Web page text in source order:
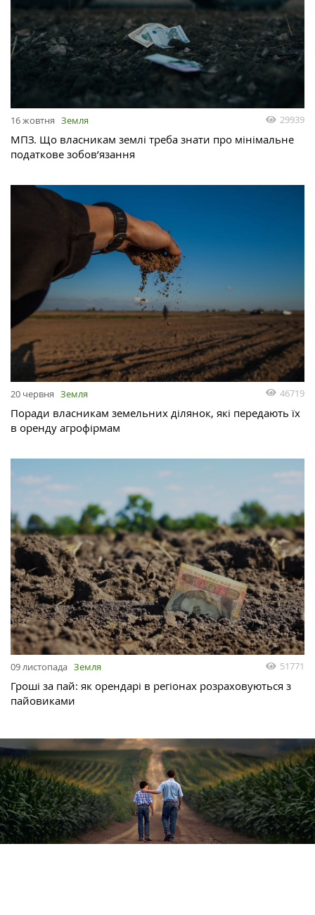
16 жовтня Земля 29939
МПЗ. Що власникам землі треба знати про мінімальне
податкове зобов’язання
20 червня Земля 46719
Поради власникам земельних ділянок, які передають їх
в оренду агрофірмам
09 листопада Земля 51771
Гроші за пай: як орендарі в регіонах розраховуються з
пайовиками